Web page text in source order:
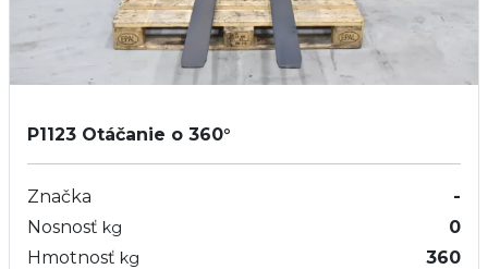
P1123 Otáčanie o 360°
Značka
-
Nosnosť kg
0
Hmotnosť kg
360